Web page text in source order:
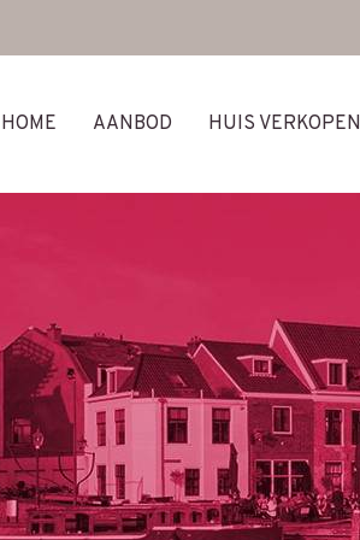
HOME AANBOD HUIS VERKOPEN